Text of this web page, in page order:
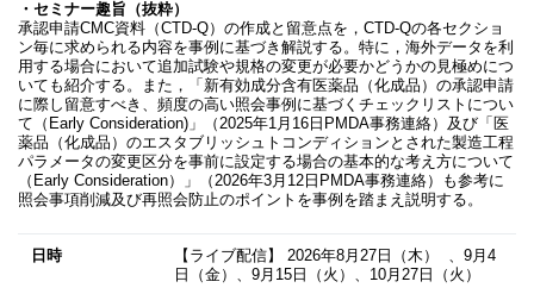
・セミナー趣旨（抜粋）
承認申請CMC資料（CTD-Q）の作成と留意点を，CTD-Qの各セクショ
ン毎に求められる内容を事例に基づき解説する。特に，海外データを利
用する場合において追加試験や規格の変更が必要かどうかの見極めにつ
いても紹介する。また，「新有効成分含有医薬品（化成品）の承認申請
に際し留意すべき、頻度の高い照会事例に基づくチェックリストについ
て（Early Consideration)」（2025年1月16日PMDA事務連絡）及び「医
薬品（化成品）のエスタブリッシュトコンディションとされた製造工程
パラメータの変更区分を事前に設定する場合の基本的な考え方について
（Early Consideration）」（2026年3月12日PMDA事務連絡）も参考に
照会事項削減及び再照会防止のポイントを事例を踏まえ説明する。
日時 【ライブ配信】 2026年8月27日
（木） 、9月4
日（金）、9月15日（火）、10月27日（火）